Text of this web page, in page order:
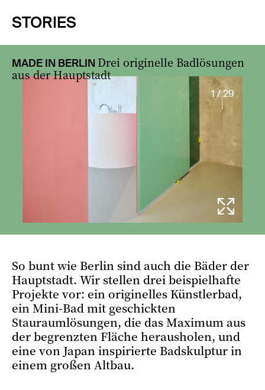
STORIES
MADE IN BERLIN Drei originelle Badlösungen
aus der Hauptstadt
1 / 29
So bunt wie Berlin sind auch die Bäder der
Hauptstadt. Wir stellen drei beispielhafte
Projekte vor: ein originelles Künstlerbad,
ein Mini-Bad mit geschickten
Stauraumlösungen, die das Maximum aus
der begrenzten Fläche herausholen, und
eine von Japan inspirierte Badskulptur in
einem großen Altbau.